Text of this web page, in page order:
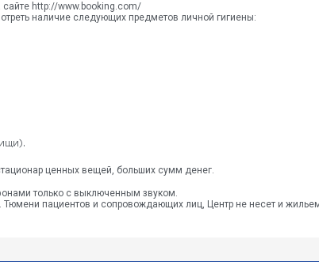
http://www.booking.com/
наличие следующих предметов личной гигиены:
ценных вещей, больших сумм денег.
только с выключенным звуком.
пациентов и сопровождающих лиц, Центр не несет и